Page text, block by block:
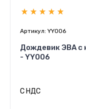
Артикул: YY006
Дождевик ЭВА с
- YY006
С НДС